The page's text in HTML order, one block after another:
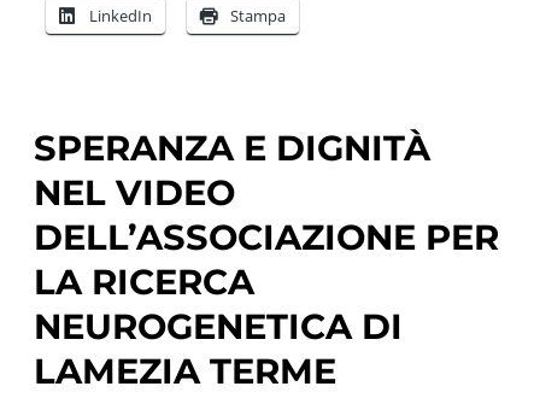
LinkedIn Stampa
SPERANZA E DIGNITÀ
NEL VIDEO
DELL’ASSOCIAZIONE PER
LA RICERCA
NEUROGENETICA DI
LAMEZIA TERME